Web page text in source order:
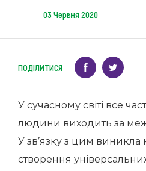
Напрацювання та продукти
03 Червня 2020
ПОДІЛИТИСЯ
У сучасному світі все
людини виходить за
У зв’язку з цим виникла
створення